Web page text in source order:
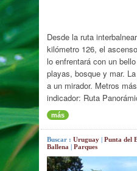
Desde la ruta
kilómetro 126, el
lo enfrentará con un
playas, bosque y mar.
a un mirador. Metros
indicador: Ruta
más
Buscar :Uruguay |Punta del
Ballena |Parques